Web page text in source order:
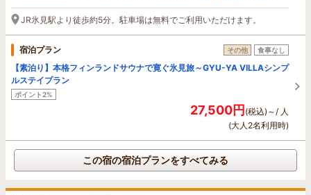
JR氷見駅より徒歩約5分。駐車場は無料でご利用いただけます。
宿泊プラン その他 食事なし
【素泊り】本格フィンランドサウナで寛ぐ氷見旅～GYU-YA VILLAシンプ
ルステイプラン
ポイント2%
27,500円(税込)～/ 人
(大人2名利用時)
この宿の宿泊プランをすべてみる